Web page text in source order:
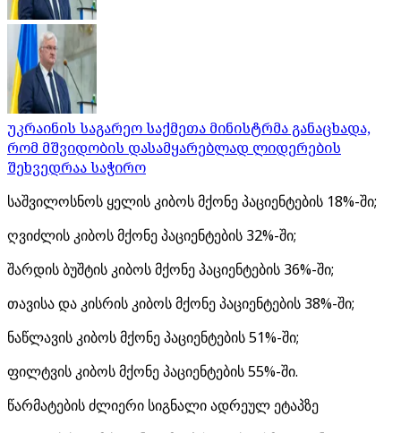
უკრაინის საგარეო საქმეთა მინისტრმა განაცხადა,
რომ მშვიდობის დასამყარებლად ლიდერების
შეხვედრაა საჭირო
საშვილოსნოს ყელის კიბოს მქონე პაციენტების 18%-ში;
ღვიძლის კიბოს მქონე პაციენტების 32%-ში;
შარდის ბუშტის კიბოს მქონე პაციენტების 36%-ში;
თავისა და კისრის კიბოს მქონე პაციენტების 38%-ში;
ნაწლავის კიბოს მქონე პაციენტების 51%-ში;
ფილტვის კიბოს მქონე პაციენტების 55%-ში.
წარმატების ძლიერი სიგნალი ადრეულ ეტაპზე